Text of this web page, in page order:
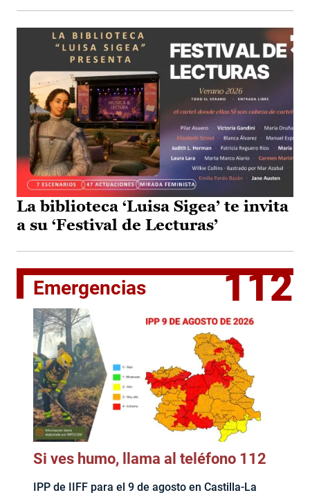
La biblioteca ‘Luisa Sigea’ te invita
a su ‘Festival de Lecturas’
Emergencias 112
Si ves humo, llama al teléfono 112
IPP de IIFF para el 9 de agosto en Castilla-La